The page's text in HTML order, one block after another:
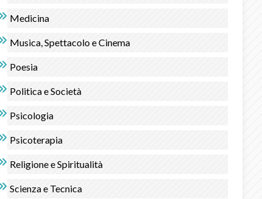
Medicina
Musica, Spettacolo e Cinema
Poesia
Politica e Società
Psicologia
Psicoterapia
Religione e Spiritualità
Scienza e Tecnica